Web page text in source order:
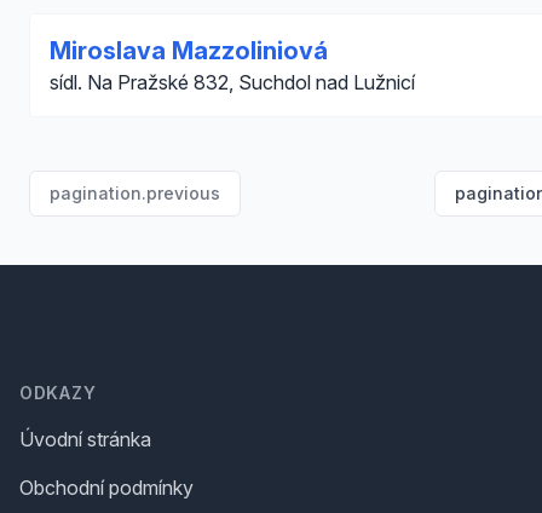
Miroslava Mazzoliniová
sídl. Na Pražské 832, Suchdol nad Lužnicí
pagination.previous
ODKAZY
Úvodní stránka
Obchodní podmínky